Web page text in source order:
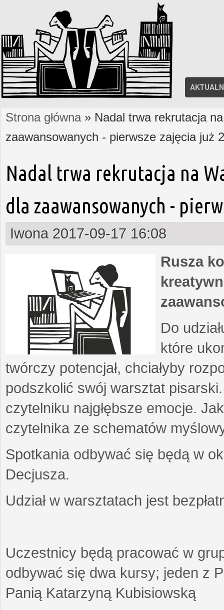
Jesteś tutaj
Strona główna» Nadal trwa rekrutacja
zaawansowanych - pierwsze zajęcia już
Nadal trwa rekrutacja na
dla zaawansowanych -
Iwona 2017-09-17 16:08
Rusza
Do
które
twórczy potencjał, chciałyby
podszkolić swój warsztat
czytelniku najgłębsze emocje.
czytelnika ze schematów
Spotkania odbywać się będą w
Decjusza.
Udział w warsztatach jest
Uczestnicy będą pracować w
odbywać się dwa kursy; jeden z
Panią Katarzyną Kubisiowską